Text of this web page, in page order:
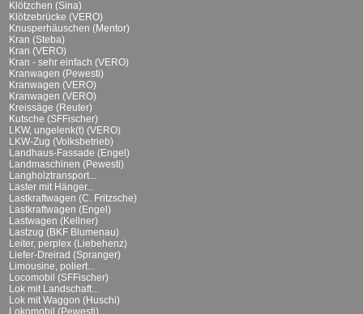
Klötzchen (Sina)
Klötzebrücke (VERO)
Knusperhäuschen (Mentor)
Kran (Steba)
Kran (VERO)
Kran - sehr einfach (VERO)
Kranwagen (Pewesti)
Kranwagen (VERO)
Kranwagen (VERO)
Kreissäge (Reuter)
Kutsche (SFFischer)
LKW, ungelenk(t) (VERO)
LKW-Zug (Volksbetrieb)
Landhaus-Fassade (Engel)
Landmaschinen (Pewesti)
Langholztransport...
Laster mit Hänger...
Lastkraftwagen (C. Fritzsche)
Lastkraftwagen (Engel)
Lastwagen (Kellner)
Lastzug (BKF Blumenau)
Leiter, perplex (Liebehenz)
Liefer-Dreirad (Spranger)
Limousine, poliert...
Locomobil (SFFischer)
Lok mit Landschaft...
Lok mit Waggon (Huschi)
Lokomobil (Pewesti)